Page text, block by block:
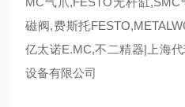
磁阀,费斯托
亿太诺E.MC,不二精器|上海
设备有限公司